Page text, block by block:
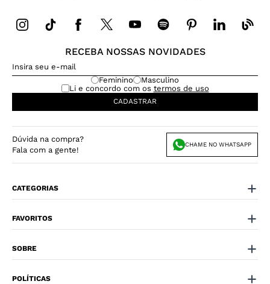
RECEBA NOSSAS NOVIDADES
Feminino
Masculino
Li e concordo com os termos de uso
CADASTRAR
Dúvida na compra?
Fala com a gente!
CHAME NO WHATSAPP
CATEGORIAS
FAVORITOS
SOBRE
POLÍTICAS